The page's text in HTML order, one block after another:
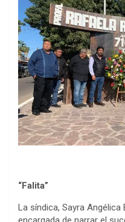
“Falita”
La síndica, Sayra